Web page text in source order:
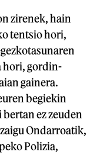
zirenek, hain
tentsio hori,
hori, gordin-
gainera.
begiekin
ez zeuden
Ondarroatik,
Polizia,